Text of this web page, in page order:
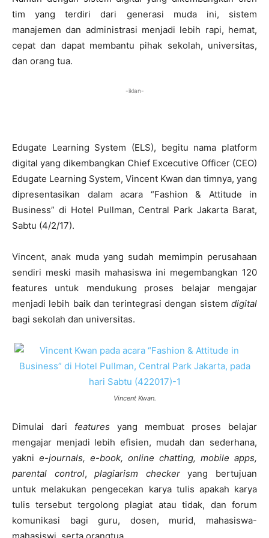
tim yang terdiri dari generasi muda ini, sistem
manajemen dan administrasi menjadi lebih rapi, hemat,
cepat dan dapat membantu pihak sekolah, universitas,
dan orang tua.
-iklan-
Edugate Learning System (ELS), begitu nama platform
digital yang dikembangkan Chief Excecutive Officer (CEO)
Edugate Learning System, Vincent Kwan dan timnya, yang
dipresentasikan dalam acara “Fashion & Attitude in
Business” di Hotel Pullman, Central Park Jakarta Barat,
Sabtu (4/2/17).
Vincent, anak muda yang sudah memimpin perusahaan
sendiri meski masih mahasiswa ini megembangkan 120
features untuk mendukung proses belajar mengajar
menjadi lebih baik dan terintegrasi dengan sistem digital
bagi sekolah dan universitas.
Vincent Kwan.
Dimulai dari features yang membuat proses belajar
mengajar menjadi lebih efisien, mudah dan sederhana,
yakni e-journals, e-book, online chatting, mobile apps,
parental control,plagiarism checkeryang bertujuan
untuk melakukan pengecekan karya tulis apakah karya
tulis tersebut tergolong plagiat atau tidak, dan forum
komunikasi bagi guru, dosen, murid, mahasiswa-